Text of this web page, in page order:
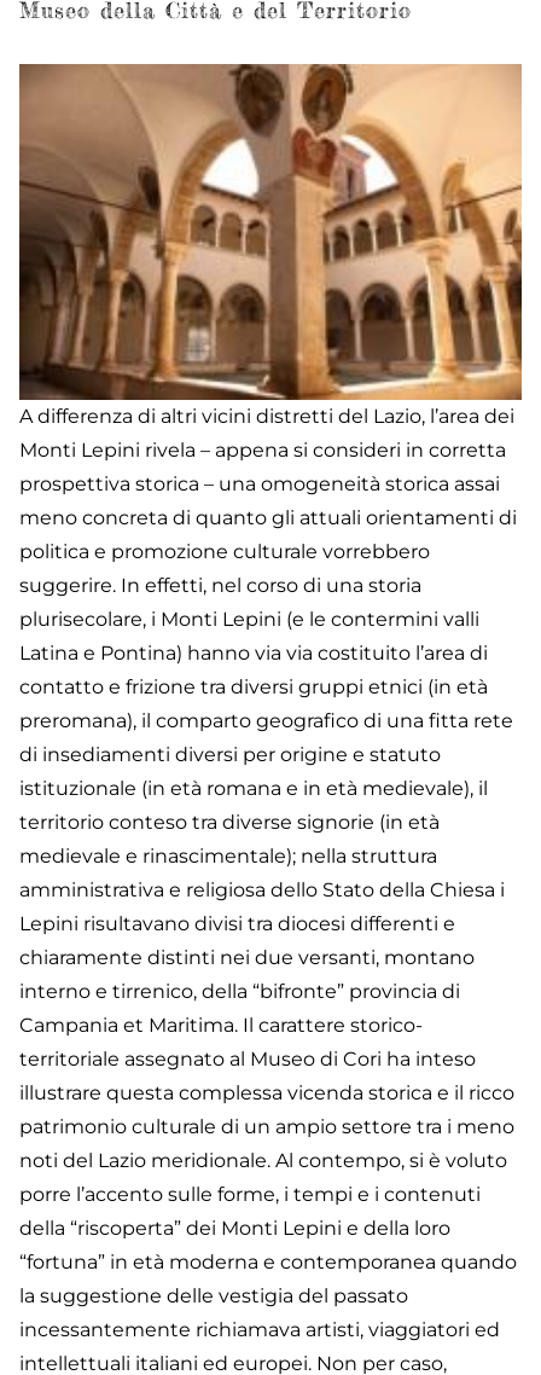
Museo della Città e del Territorio
A differenza di altri vicini distretti del Lazio, l’area dei
Monti Lepini rivela – appena si consideri in corretta
prospettiva storica – una omogeneità storica assai
meno concreta di quanto gli attuali orientamenti di
politica e promozione culturale vorrebbero
suggerire. In effetti, nel corso di una storia
plurisecolare, i Monti Lepini (e le contermini valli
Latina e Pontina) hanno via via costituito l’area di
contatto e frizione tra diversi gruppi etnici (in età
preromana), il comparto geografico di una fitta rete
di insediamenti diversi per origine e statuto
istituzionale (in età romana e in età medievale), il
territorio conteso tra diverse signorie (in età
medievale e rinascimentale); nella struttura
amministrativa e religiosa dello Stato della Chiesa i
Lepini risultavano divisi tra diocesi differenti e
chiaramente distinti nei due versanti, montano
interno e tirrenico, della “bifronte” provincia di
Campania et Maritima. Il carattere storico-
territoriale assegnato al Museo di Cori ha inteso
illustrare questa complessa vicenda storica e il ricco
patrimonio culturale di un ampio settore tra i meno
noti del Lazio meridionale. Al contempo, si è voluto
porre l’accento sulle forme, i tempi e i contenuti
della “riscoperta” dei Monti Lepini e della loro
“fortuna” in età moderna e contemporanea quando
la suggestione delle vestigia del passato
incessantemente richiamava artisti, viaggiatori ed
intellettuali italiani ed europei. Non per caso,